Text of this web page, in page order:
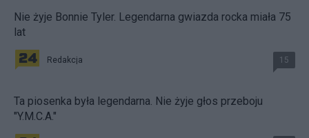
Nie żyje Bonnie Tyler. Legendarna gwiazda rocka miała 75
lat
Redakcja 15
Ta piosenka była legendarna. Nie żyje głos przeboju
"Y.M.C.A."